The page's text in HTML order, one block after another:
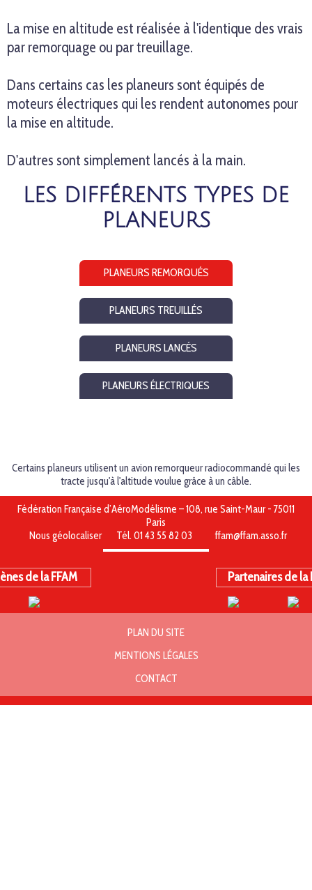
La mise en altitude est réalisée à l'identique des vrais
par remorquage ou par treuillage.
Dans certains cas les planeurs sont équipés de
moteurs électriques qui les rendent autonomes pour
la mise en altitude.
D'autres sont simplement lancés à la main.
LES DIFFÉRENTS TYPES DE
PLANEURS
PLANEURS REMORQUÉS
PLANEURS TREUILLÉS
PLANEURS LANCÉS
PLANEURS ÉLECTRIQUES
Certains planeurs utilisent un avion remorqueur radiocommandé qui les
tracte jusqu'à l'altitude voulue grâce à un câble.
Fédération Française d’AéroModélisme – 108, rue Saint-Maur - 75011
Paris
Nous géolocaliser
Tél. 01 43 55 82 03 ffam@ffam.asso.fr
de la FFAM Partenaires de la
PLAN DU SITE
MENTIONS LÉGALES
CONTACT